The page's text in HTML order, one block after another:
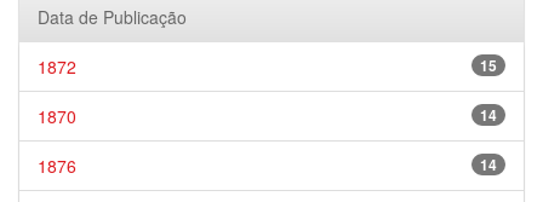
Data de Publicação
15
1872
14
1870
14
1876